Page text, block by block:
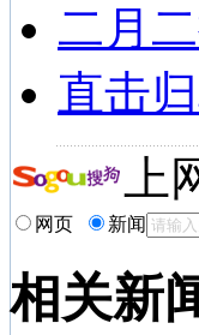
二月
直击
网页 新闻
相关新